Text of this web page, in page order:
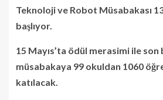
Teknoloji ve Robot Müsabakası 13
başlıyor.
15 Mayıs’ta ödül merasimi ile son
müsabakaya 99 okuldan 1060
katılacak.